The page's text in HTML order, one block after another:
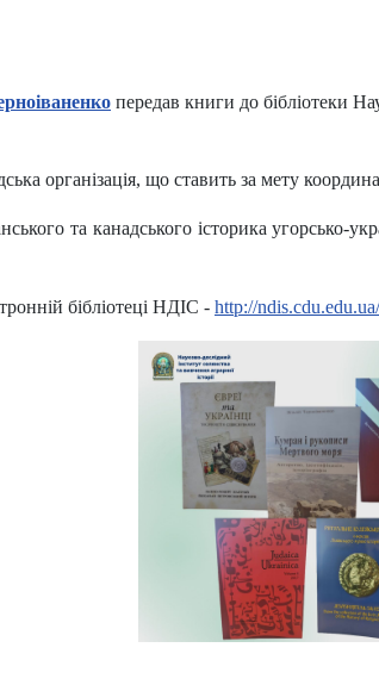
передав книги до бібліотеки
організація, що ставить за мету
та канадського історика
бібліотеці НДІС - http://